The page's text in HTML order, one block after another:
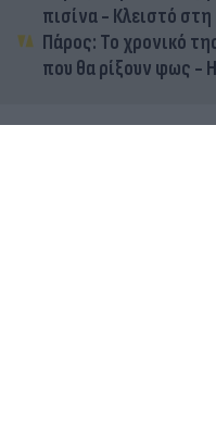
πισίνα - Κλειστό
Πάρος: Το χρονικό
που θα ρίξουν φως -